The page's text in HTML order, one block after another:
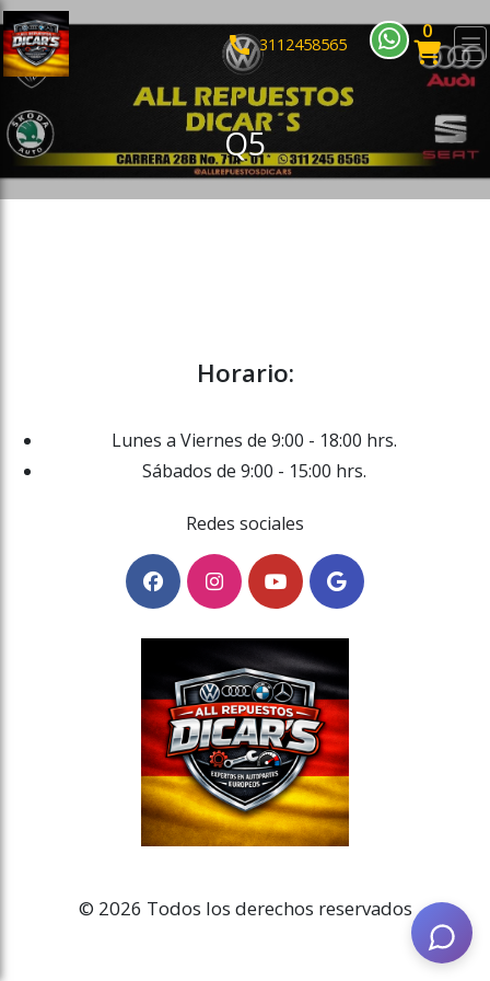
slideout menu. 3112458565
0
Q5
Horario:
Lunes a Viernes de 9:00 - 18:00 hrs.
Sábados de 9:00 - 15:00 hrs.
Redes sociales
© 2026 Todos los derechos reservados